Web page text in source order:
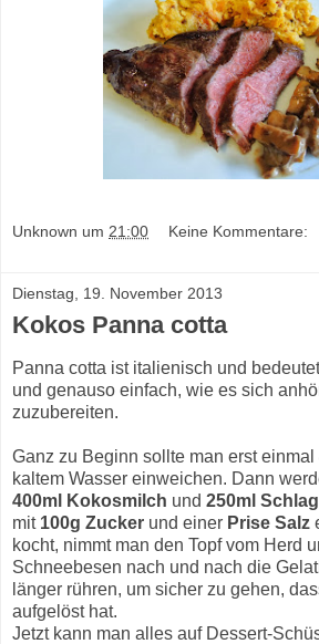
Unknown um 21:00 Keine Kommentare:
Dienstag, 19. November 2013
Kokos Panna cotta
Panna cotta ist italienisch und
und genauso einfach, wie es sich
zuzubereiten.
Ganz zu Beginn sollte man erst einmal
kaltem Wasser einweichen. Dann
400ml Kokosmilch und 250ml
mit 100g Zucker und einer Prise Salz
kocht, nimmt man den Topf vom Herd
Schneebesen nach und nach die
länger rühren, um sicher zu gehen,
aufgelöst hat.
Jetzt kann man alles auf Dessert-